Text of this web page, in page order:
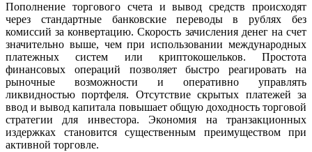
Пополнение торгового счета и вывод средств происходят
через стандартные банковские переводы в рублях без
комиссий за конвертацию. Скорость зачисления денег на счет
значительно выше, чем при использовании международных
платежных систем или криптокошельков. Простота
финансовых операций позволяет быстро реагировать на
рыночные возможности и оперативно управлять
ликвидностью портфеля. Отсутствие скрытых платежей за
ввод и вывод капитала повышает общую доходность торговой
стратегии для инвестора. Экономия на транзакционных
издержках становится существенным преимуществом при
активной торговле.